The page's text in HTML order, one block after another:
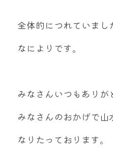
全体的につれていまし
なによりです。
みなさんいつもありが
みなさんのおかげで山
なりたっております。